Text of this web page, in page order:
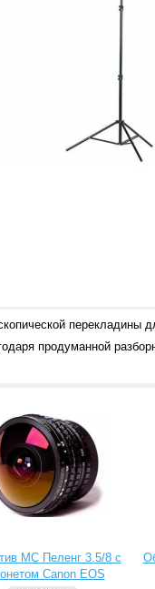
перекладины
продуманной
МС Пеленг 3.5/8 с
Canon EOS